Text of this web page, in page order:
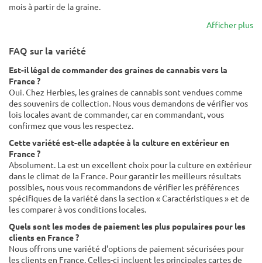
mois à partir de la graine.
Afficher plus
FAQ sur la variété
Est-il légal de commander des graines de cannabis vers la
France ?
Oui. Chez Herbies, les graines de cannabis sont vendues comme
des souvenirs de collection. Nous vous demandons de vérifier vos
lois locales avant de commander, car en commandant, vous
confirmez que vous les respectez.
Cette variété est-elle adaptée à la culture en extérieur en
France ?
Absolument. La est un excellent choix pour la culture en extérieur
dans le climat de la France. Pour garantir les meilleurs résultats
possibles, nous vous recommandons de vérifier les préférences
spécifiques de la variété dans la section « Caractéristiques » et de
les comparer à vos conditions locales.
Quels sont les modes de paiement les plus populaires pour les
clients en France ?
Nous offrons une variété d'options de paiement sécurisées pour
les clients en France. Celles-ci incluent les principales cartes de